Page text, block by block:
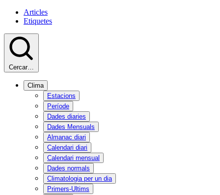
Articles
Etiquetes
Cercar…
Clima
Estacions
Període
Dades diaries
Dades Mensuals
Almanac diari
Calendari diari
Calendari mensual
Dades normals
Climatologia per un dia
Primers-Ultims